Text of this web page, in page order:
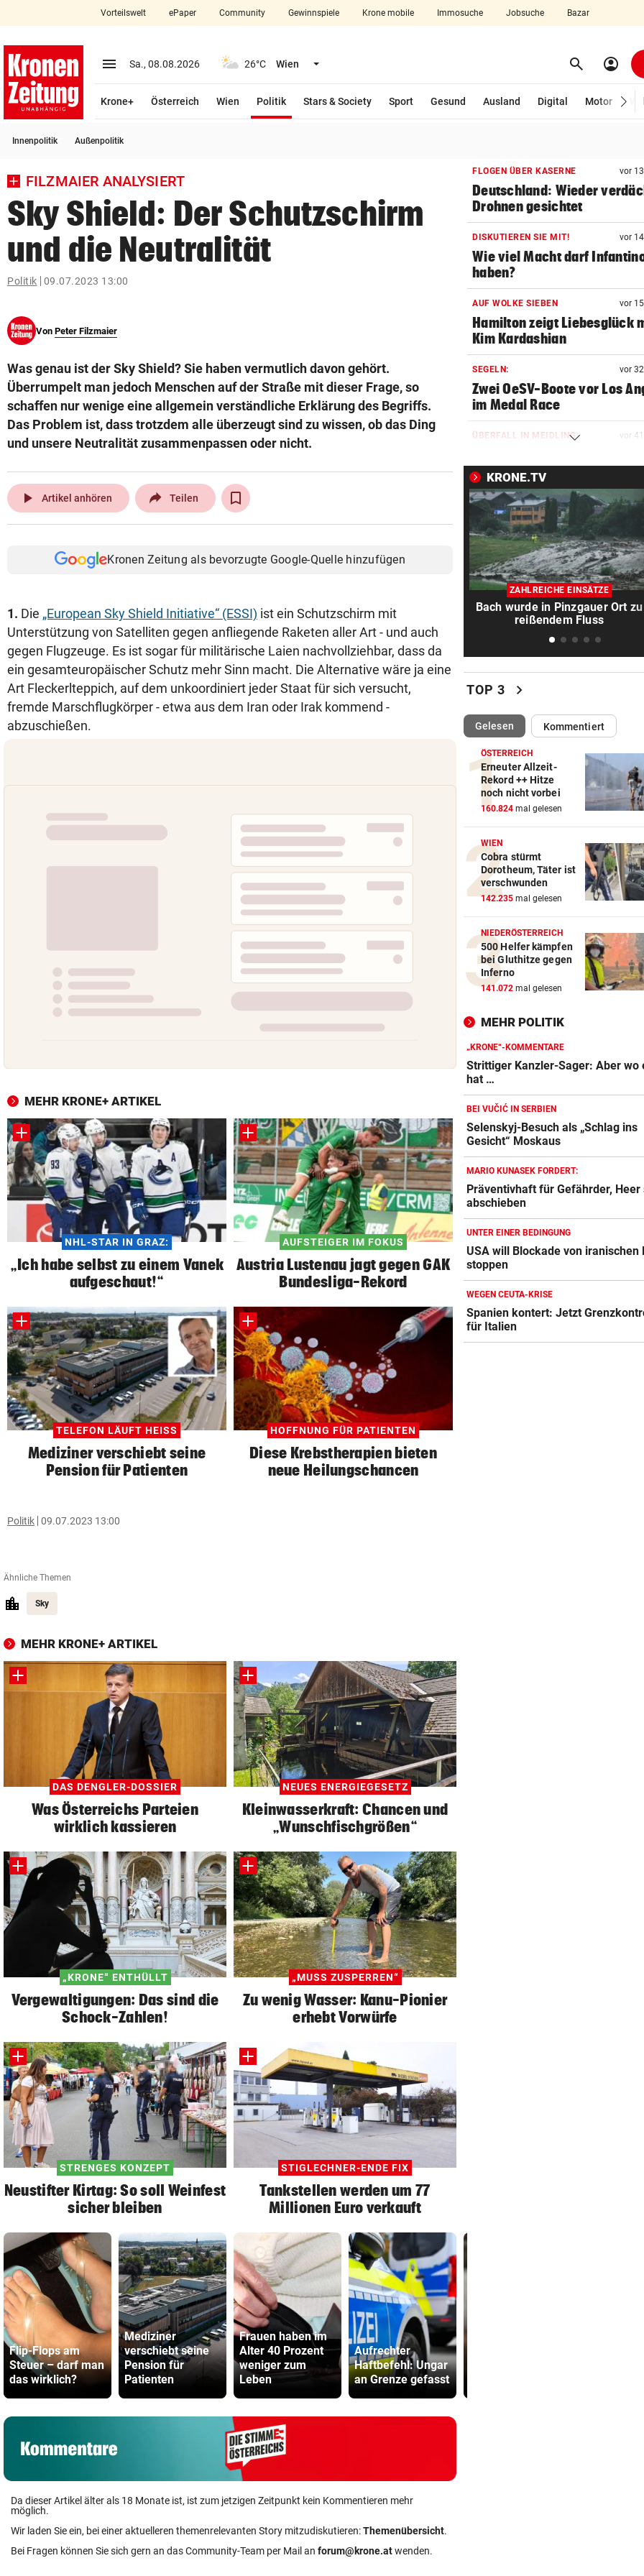
closeSchließen
account_circle Anmelden
arrow_right
bookmark
search
Suchbegriff
eingeben
© Krone Multimedia GmbH & Co KG 2026
Vorteilswelt ePaper Community Gewinnspiele Krone mobile Immosuche Jobsuche Bazar
menu Menü aufklappen
Sa., 08.08.2026 26°C Wien Menü aufklappen search Suchen
account_circle
Krone+ Österreich Wien Politik
Stars & Society
Sport Gesund Ausland Digital Motor
Innenpolitik Außenpolitik
FILZMAIER ANALYSIERT
Sky Shield: Der Schutzschirm
und die Neutralität
Politik 09.07.2023 13:00
Von Peter Filzmaier
Was genau ist der Sky Shield? Sie haben vermutlich davon gehört.
Überrumpelt man jedoch Menschen auf der Straße mit dieser Frage, so
schaffen nur wenige eine allgemein verständliche Erklärung des Begriffs.
Das Problem ist, dass trotzdem alle überzeugt sind zu wissen, ob das Ding
und unsere Neutralität zusammenpassen oder nicht.
play_arrow Artikel anhören Teilen
Kronen Zeitung als bevorzugte Google-Quelle hinzufügen
1. Die „European Sky Shield Initiative“ (ESSI) ist ein Schutzschirm mit
Unterstützung von Satelliten gegen anfliegende Raketen aller Art - und auch
gegen Flugzeuge. Es ist sogar für militärische Laien nachvollziehbar, dass da
ein gesamteuropäischer Schutz mehr Sinn macht. Die Alternative wäre ja eine
Art Fleckerlteppich, auf dem unkoordiniert jeder Staat für sich versucht,
fremde Marschflugkörper - etwa aus dem Iran oder Irak kommend -
abzuschießen.
MEHR KRONE+ ARTIKEL
NHL-STAR IN GRAZ:
„Ich habe selbst zu einem Vanek
aufgeschaut!“
AUFSTEIGER IM FOKUS
Austria Lustenau jagt gegen GAK
Bundesliga-Rekord
TELEFON LÄUFT HEISS
Mediziner verschiebt seine
Pension für Patienten
HOFFNUNG FÜR PATIENTEN
Diese Krebstherapien bieten
neue Heilungschancen
Politik 09.07.2023 13:00
Ähnliche Themen
Sky
MEHR KRONE+ ARTIKEL
DAS DENGLER-DOSSIER
Was Österreichs Parteien
wirklich kassieren
NEUES ENERGIEGESETZ
Kleinwasserkraft: Chancen und
„Wunschfischgrößen“
„KRONE“ ENTHÜLLT
Vergewaltigungen: Das sind die
Schock-Zahlen!
„MUSS ZUSPERREN“
Zu wenig Wasser: Kanu-Pionier
erhebt Vorwürfe
STRENGES KONZEPT
Neustifter Kirtag: So soll Weinfest
sicher bleiben
STIGLECHNER-ENDE FIX
Tankstellen werden um 77
Millionen Euro verkauft
Flip-Flops am
Steuer – darf man
das wirklich?
Mediziner
verschiebt seine
Pension für
Patienten
Frauen haben im
Alter 40 Prozent
weniger zum
Leben
Aufrechter
Haftbefehl: Ungar
an Grenze gefasst
Da dieser Artikel älter als 18 Monate ist, ist zum jetzigen Zeitpunkt kein Kommentieren mehr
möglich.
Wir laden Sie ein, bei einer aktuelleren themenrelevanten Story mitzudiskutieren:Themenübersicht.
Bei Fragen können Sie sich gern an das Community-Team per Mail an forum@krone.atwenden.
FLOGEN ÜBER KASERNE vor
Deutschland: Wieder
Drohnen gesichtet
DISKUTIEREN SIE MIT! vor
Wie viel Macht darf
haben?
AUF WOLKE SIEBEN vor
Hamilton zeigt Liebesglück
Kim Kardashian
SEGELN: vor
Zwei OeSV-Boote vor Los
im Medal Race
ÜBERFALL IN MEIDLING vor
Gebüsch und würgte sie
NHL-STAR IN GRAZ: vor 43
„Ich habe selbst zu einem
aufgeschaut!“
AUFSTEIGER IM FOKUS vor
Austria Lustenau jagt gegen
Bundesliga-Rekord
Zurück in der Wüste als
Werksfahrer
Trumps Ex-Anwalt ist jetzt
Justizminister
TRANSFER-ÜBERRASCHUNG vor
Barcelona-Kapitän vor
zum FC Liverpool
Waldbrände im Lungau:
Heli und Motorsäge
PLÖTZLICH VERSCHWUNDEN
Bub (4) von Mann (72)
und festgehalten
FRAGE DES TAGES
Braucht es strengere
Fans lästern über Bikini-
von Carmen Geiss
AM HELLLICHTEN TAG
Mann soll 33-Jährige in Wien
vergewaltigt haben
Lamparter meldet sich
aus der Klinik
RUSSISCHE LUFTANGRIFFE
Kiew schutzlos: Bub (3) und
Großeltern getötet
TELEFON LÄUFT HEISS
Mediziner verschiebt seine
Pension für Patienten
KRONE.TV
ZAHLREICHE EINSÄTZE
Bach wurde in Pinzgauer Ort zu
reißendem Fluss
TOP 3 chevron_right
Gelesen(ausgewählt)Kommentiert
ÖSTERREICH
Erneuter Allzeit-
Rekord ++ Hitze
noch nicht vorbei
160.824 mal gelesen
WIEN
Cobra stürmt
Dorotheum, Täter ist
verschwunden
142.235 mal gelesen
NIEDERÖSTERREICH
500 Helfer kämpfen
bei Gluthitze gegen
Inferno
141.072 mal gelesen
MEHR POLITIK
„KRONE“-KOMMENTARE
Strittiger Kanzler-Sager: Aber wo
hat …
BEI VUČIĆ IN SERBIEN
Selenskyj-Besuch als „Schlag ins
Gesicht“ Moskaus
MARIO KUNASEK FORDERT:
Präventivhaft für Gefährder, Heer
abschieben
UNTER EINER BEDINGUNG
USA will Blockade von iranischen
stoppen
WEGEN CEUTA-KRISE
Spanien kontert: Jetzt
für Italien